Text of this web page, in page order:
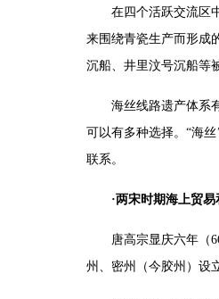
在四个活跃交流区
来围绕青瓷生产而形成
沉船、井里汶号沉船等
海丝线路遗产体系
可以有多种选择。“海
联系。
·两宋时期海上贸
唐高宗显庆六年（
州、密州（今胶州）设